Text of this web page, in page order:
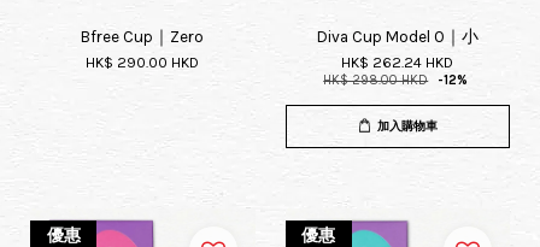
Bfree Cup｜Zero
HK$ 290.00 HKD
Diva Cup Model 0｜小
HK$ 262.24 HKD
HK$ 298.00 HKD -12%
加入購物車
優惠 優惠